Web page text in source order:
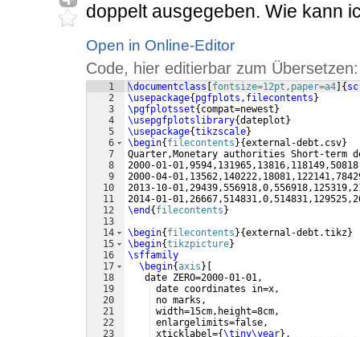
doppelt ausgegeben. Wie kann
Open in Online-Editor
Code, hier editierbar zum Übersetzen:
1
2
3
4
5
6
7
8
9
10
11
12
13
14
15
16
17
18
19
20
21
22
23
\documentclass fontsize=12pt,paper=a4 {
\usepackage{ pgfplots,filecontents }
\pgfplotsset{ compat=newest }
\usepgfplotslibrary{dateplot }
\usepackage{tikzscale}
\begin{ filecontents }{external-debt.csv}
Quarter,Monetary authorities Short-term
2000-01-
2000-04-
2013-10-
2014-01-
\end { filecontents }
\begin{ filecontents }{external-debt.tikz}
\begin{tikzpicture}
\sffamily
\begin{axis }
   date ZERO=2000-01-01,
date coordinates in=x,
no marks,
width=15cm,height=8cm,
enlargelimits=false,
xticklabel={\tiny\year} ,